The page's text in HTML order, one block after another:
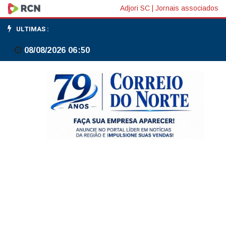
Fatores
técnicos
se
sobrepõem
Adjori SC Jornais associados
ULTIMAS :
08/08/2026 06:50